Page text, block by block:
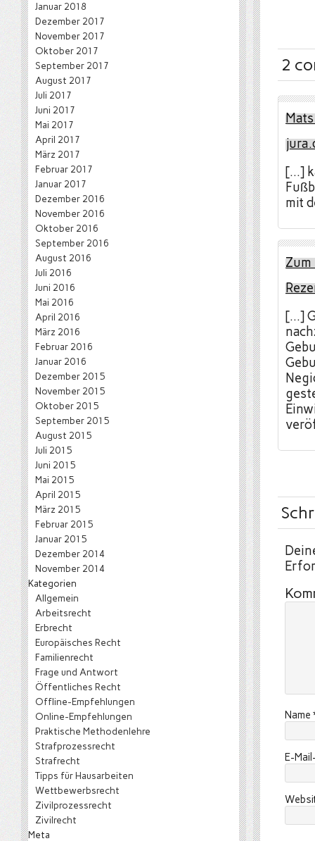
2
[…]
mit
[…]
Name
E-
Januar 2018
Dezember 2017
November 2017
Oktober 2017
September 2017
August 2017
Juli 2017
Juni 2017
Mai 2017
April 2017
März 2017
Februar 2017
Januar 2017
Dezember 2016
November 2016
Oktober 2016
September 2016
August 2016
Juli 2016
Juni 2016
Mai 2016
April 2016
März 2016
Februar 2016
Januar 2016
Dezember 2015
November 2015
Oktober 2015
September 2015
August 2015
Juli 2015
Juni 2015
Mai 2015
April 2015
März 2015
Februar 2015
Januar 2015
Dezember 2014
November 2014
Kategorien
Allgemein
Arbeitsrecht
Erbrecht
Europäisches Recht
Familienrecht
Frage und Antwort
Öffentliches Recht
Offline-Empfehlungen
Online-Empfehlungen
Praktische Methodenlehre
Strafprozessrecht
Strafrecht
Tipps für Hausarbeiten
Wettbewerbsrecht
Zivilprozessrecht
Zivilrecht
Meta